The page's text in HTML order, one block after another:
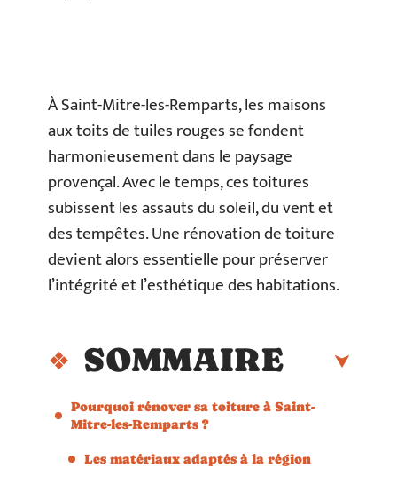
À Saint-Mitre-les-Remparts, les maisons
aux toits de tuiles rouges se fondent
harmonieusement dans le paysage
provençal. Avec le temps, ces toitures
subissent les assauts du soleil, du vent et
des tempêtes. Une rénovation de toiture
devient alors essentielle pour préserver
l’intégrité et l’esthétique des habitations.
SOMMAIRE
Pourquoi rénover sa toiture à Saint-
Mitre-les-Remparts ?
Les matériaux adaptés à la région